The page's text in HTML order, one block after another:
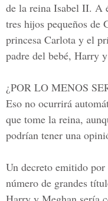
de la reina Isabel II. A
tres hijos pequeños
princesa Carlota y el
padre del bebé, Harry
¿POR LO MENOS
Eso no ocurrirá
que tome la reina,
podrían tener una
Un decreto emitido
número de grandes